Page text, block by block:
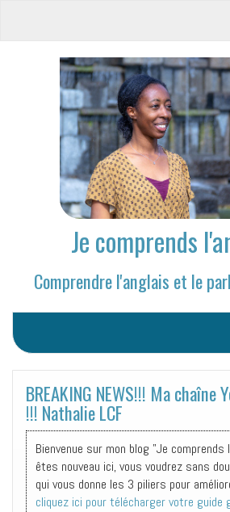
Je comprends
Comprendre l'anglais et le
BREAKING NEWS!!! Ma chaîne
!!! Nathalie LCF
Bienvenue sur mon blog "Je comprends
êtes nouveau ici, vous voudrez sans
qui vous donne les 3 piliers pour
cliquez ici pour télécharger votre